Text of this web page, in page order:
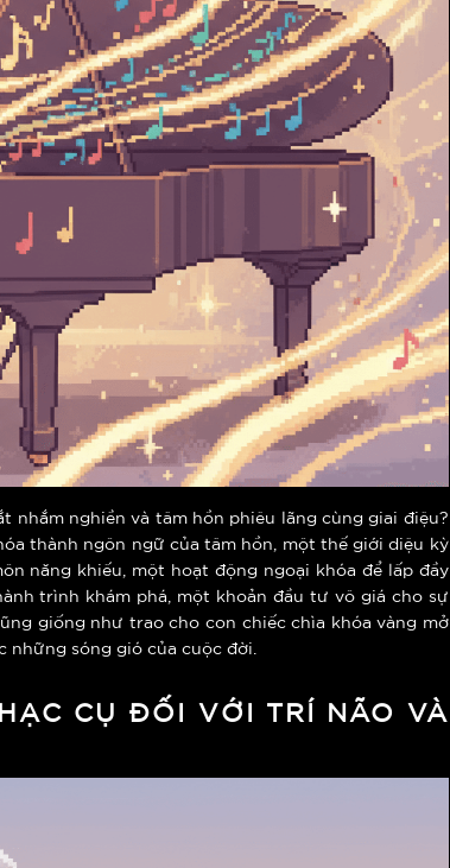
nhắm nghiền và tâm hồn phiêu lãng cùng giai điệu?
thành ngôn ngữ của tâm hồn, một thế giới diệu kỳ
năng khiếu, một hoạt động ngoại khóa để lấp đầy
trình khám phá, một khoản đầu tư vô giá cho sự
giống như trao cho con chiếc chìa khóa vàng mở
sóng gió của cuộc đời.
CỤ ĐỐI VỚI TRÍ NÃO VÀ